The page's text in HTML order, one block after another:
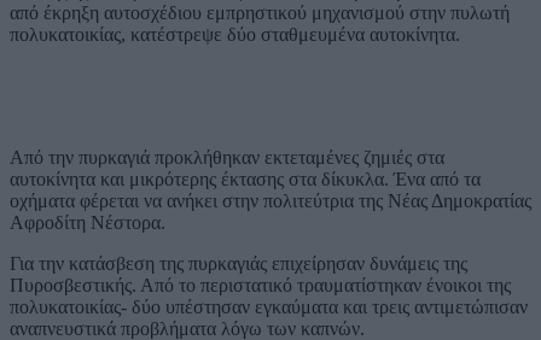
από έκρηξη αυτοσχέδιου εμπρηστικού μηχανισμού στην πυλωτή
πολυκατοικίας, κατέστρεψε δύο σταθμευμένα αυτοκίνητα.
Από την πυρκαγιά προκλήθηκαν εκτεταμένες ζημιές στα
αυτοκίνητα και μικρότερης έκτασης στα δίκυκλα. Ένα από τα
οχήματα φέρεται να ανήκει στην πολιτεύτρια της Νέας Δημοκρατίας
Αφροδίτη Νέστορα.
Για την κατάσβεση της πυρκαγιάς επιχείρησαν δυνάμεις της
Πυροσβεστικής. Από το περιστατικό τραυματίστηκαν ένοικοι της
πολυκατοικίας- δύο υπέστησαν εγκαύματα και τρεις αντιμετώπισαν
αναπνευστικά προβλήματα λόγω των καπνών.